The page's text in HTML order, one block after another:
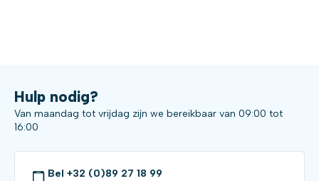
Hulp nodig?
Van maandag tot vrijdag zijn we bereikbaar van 09:00 tot
16:00
Bel +32 (0)89 27 18 99